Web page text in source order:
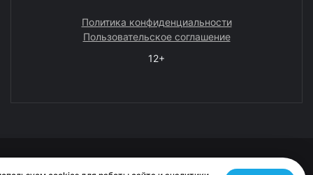
Политика конфиденциальности
Пользовательское соглашение
12+